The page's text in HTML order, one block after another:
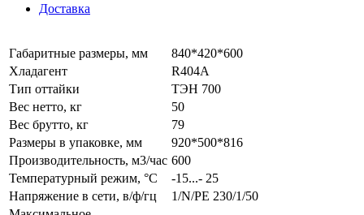
Доставка
Габаритные размеры, мм
840*420*600
Хладагент
R404A
Тип оттайки
ТЭН 700
Вес нетто, кг
50
Вес брутто, кг
79
Размеры в упаковке, мм
920*500*816
Производительность, м3/час 600
Температурный режим, °С
-15...- 25
Напряжение в сети, в/ф/гц
1/N/PE 230/1/50